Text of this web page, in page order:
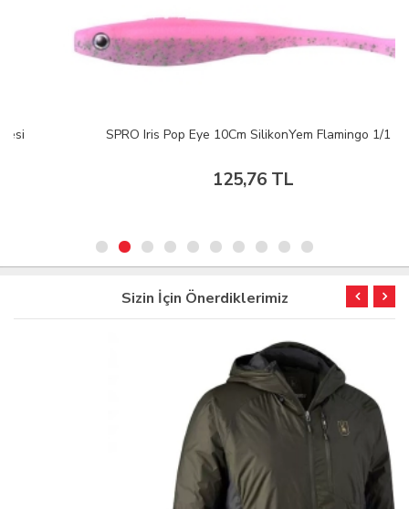
SPRO Iris Pop Eye 10Cm SilikonYem Flamingo 1/1
125,76 TL
Sizin İçin Önerdiklerimiz